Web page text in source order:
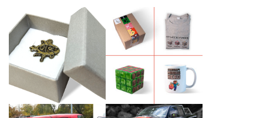
Kovový odznak s
logem klienta
Dárkový set tvořivé